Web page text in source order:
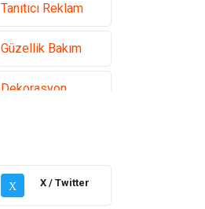
Tanıtıcı Reklam
Güzellik Bakım
Dekorasyon
Organizasyon
X X / Twitter